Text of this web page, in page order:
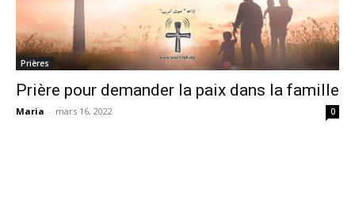
Prières
Prière pour demander la paix dans la famille
Maria - mars 16, 2022 0